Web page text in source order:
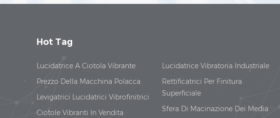
Hot Tag
Lucidatrice A Ciotola Vibrante
Prezzo Della Macchina Polacca
Levigatrici Lucidatrici Vibrofinitrici
Ciotole Vibranti In Vendita
Lucidatrice Vibratoria Industriale
Rettificatrici Per Finitura
Superficiale
Sfera Di Macinazione Dei Media